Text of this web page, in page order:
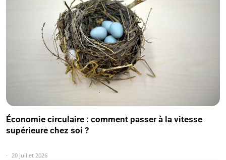
Économie circulaire : comment passer à la vitesse
supérieure chez soi ?
20 juillet 2026